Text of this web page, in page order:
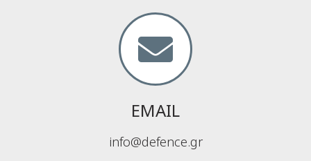
EMAIL
info@defence.gr